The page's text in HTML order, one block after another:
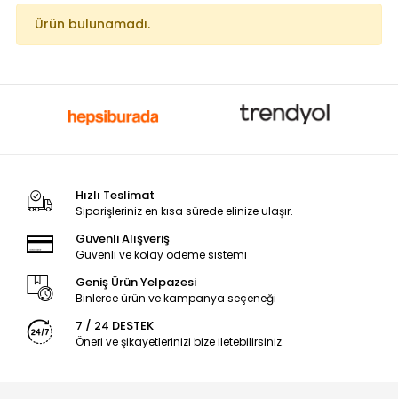
Ürün bulunamadı.
Hızlı Teslimat
Siparişleriniz en kısa sürede elinize ulaşır.
Güvenli Alışveriş
Güvenli ve kolay ödeme sistemi
Geniş Ürün Yelpazesi
Binlerce ürün ve kampanya seçeneği
7 / 24 DESTEK
Öneri ve şikayetlerinizi bize iletebilirsiniz.